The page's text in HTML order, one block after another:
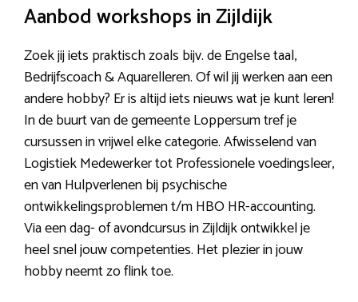
Aanbod workshops in Zijldijk
Zoek jij iets praktisch zoals bijv. de Engelse taal,
Bedrijfscoach & Aquarelleren. Of wil jij werken aan een
andere hobby? Er is altijd iets nieuws wat je kunt leren!
In de buurt van de gemeente Loppersum tref je
cursussen in vrijwel elke categorie. Afwisselend van
Logistiek Medewerker tot Professionele voedingsleer,
en van Hulpverlenen bij psychische
ontwikkelingsproblemen t/m HBO HR-accounting.
Via een dag- of avondcursus in Zijldijk ontwikkel je
heel snel jouw competenties. Het plezier in jouw
hobby neemt zo flink toe.